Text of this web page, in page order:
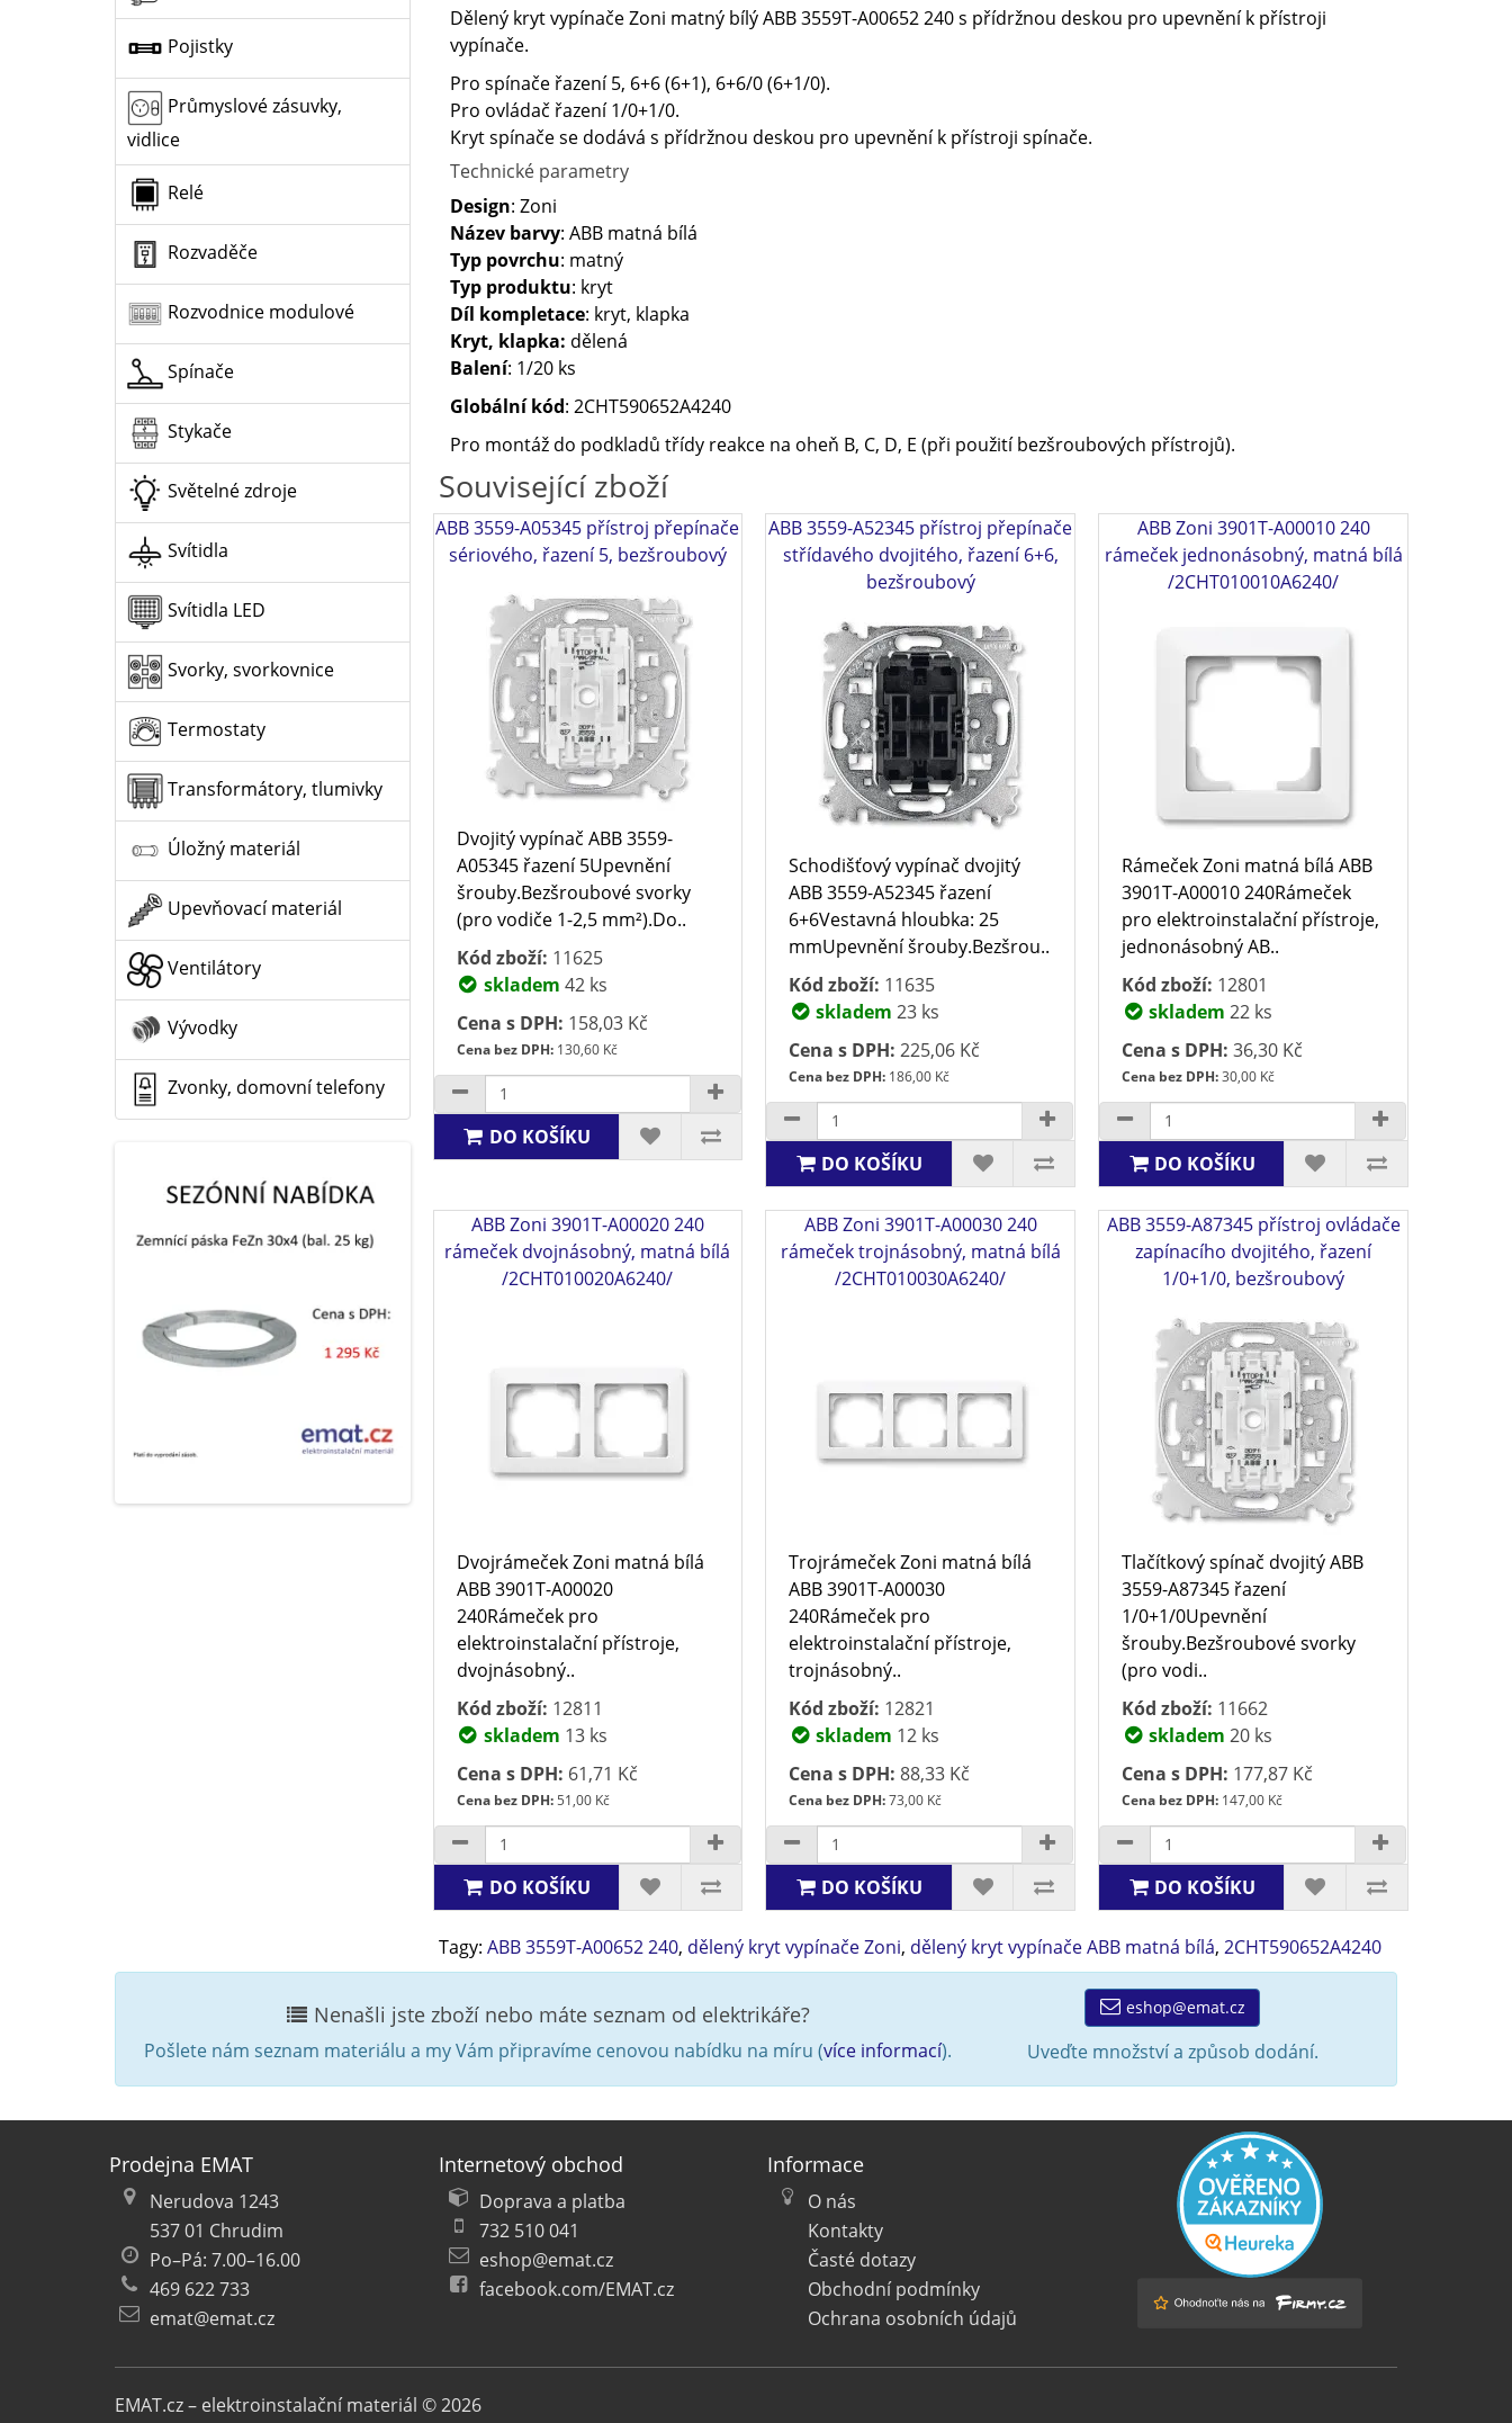
Pojistky
Průmyslové zásuvky,
vidlice
Relé
Rozvaděče
Rozvodnice modulové
Spínače
Stykače
Světelné zdroje
Svítidla
Svítidla LED
Svorky, svorkovnice
Termostaty
Transformátory, tlumivky
Úložný materiál
Upevňovací materiál
Ventilátory
Vývodky
Zvonky, domovní telefony
Dělený kryt vypínače Zoni matný bílý ABB 3559T-A00652 240 s přídržnou deskou pro upevnění k přístroji
vypínače.
Pro spínače řazení 5, 6+6 (6+1), 6+6/0 (6+1/0).
Pro ovládač řazení 1/0+1/0.
Kryt spínače se dodává s přídržnou deskou pro upevnění k přístroji spínače.
Technické parametry
Design: Zoni
Název barvy: ABB matná bílá
Typ povrchu: matný
Typ produktu: kryt
Díl kompletace: kryt, klapka
Kryt, klapka: dělená
Balení: 1/20 ks
Globální kód: 2CHT590652A4240
Pro montáž do podkladů třídy reakce na oheň B, C, D, E (při použití bezšroubových přístrojů).
Související zboží
ABB 3559-A05345 přístroj přepínače
sériového, řazení 5, bezšroubový
Dvojitý vypínač ABB 3559-
A05345 řazení 5Upevnění
šrouby.Bezšroubové svorky
(pro vodiče 1-2,5 mm²).Do..
Kód zboží: 11625
skladem 42 ks
Cena s DPH: 158,03 Kč
Cena bez DPH:130,60 Kč
DO KOŠÍKU
ABB 3559-A52345 přístroj přepínače
střídavého dvojitého, řazení 6+6,
bezšroubový
Schodišťový vypínač dvojitý
ABB 3559-A52345 řazení
6+6Vestavná hloubka: 25
mmUpevnění šrouby.Bezšrou..
Kód zboží: 11635
skladem 23 ks
Cena s DPH: 225,06 Kč
Cena bez DPH: 186,00 Kč
DO KOŠÍKU
ABB Zoni 3901T-A00010 240
rámeček jednonásobný, matná bílá
/2CHT010010A6240/
Rámeček Zoni matná bílá ABB
3901T-A00010 240Rámeček
pro elektroinstalační přístroje,
jednonásobný AB..
Kód zboží: 12801
skladem 22 ks
Cena s DPH: 36,30 Kč
Cena bez DPH:30,00 Kč
DO KOŠÍKU
ABB Zoni 3901T-A00020 240
rámeček dvojnásobný, matná bílá
/2CHT010020A6240/
Dvojrámeček Zoni matná bílá
ABB 3901T-A00020
240Rámeček pro
elektroinstalační přístroje,
dvojnásobný..
Kód zboží: 12811
skladem 13 ks
Cena s DPH: 61,71 Kč
Cena bez DPH:51,00 Kč
DO KOŠÍKU
ABB Zoni 3901T-A00030 240
rámeček trojnásobný, matná bílá
/2CHT010030A6240/
Trojrámeček Zoni matná bílá
ABB 3901T-A00030
240Rámeček pro
elektroinstalační přístroje,
trojnásobný..
Kód zboží: 12821
skladem 12 ks
Cena s DPH: 88,33 Kč
Cena bez DPH:73,00 Kč
DO KOŠÍKU
ABB 3559-A87345 přístroj ovládače
zapínacího dvojitého, řazení
1/0+1/0, bezšroubový
Tlačítkový spínač dvojitý ABB
3559-A87345 řazení
1/0+1/0Upevnění
šrouby.Bezšroubové svorky
(pro vodi..
Kód zboží: 11662
skladem 20 ks
Cena s DPH: 177,87 Kč
Cena bez DPH: 147,00 Kč
DO KOŠÍKU
Tagy: ABB 3559T-A00652 240, dělený kryt vypínače Zoni, dělený kryt vypínače ABB matná bílá, 2CHT590652A4240
Nenašli jste zboží nebo máte seznam od elektrikáře?
Pošlete nám seznam materiálu a my Vám připravíme cenovou nabídku na míru (více informací).
eshop@emat.cz
Uveďte množství a způsob dodání.
Prodejna EMAT
Nerudova 1243
537 01 Chrudim
Po–Pá: 7.00–16.00
469 622 733
emat@emat.cz
Internetový obchod
Doprava a platba
732 510 041
eshop@emat.cz
facebook.com/EMAT.cz
Informace
O nás
Kontakty
Časté dotazy
Obchodní podmínky
Ochrana osobních údajů
EMAT.cz – elektroinstalační materiál © 2026